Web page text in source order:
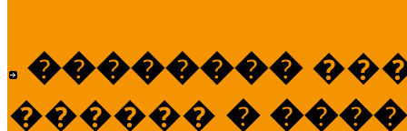
��������
������ �